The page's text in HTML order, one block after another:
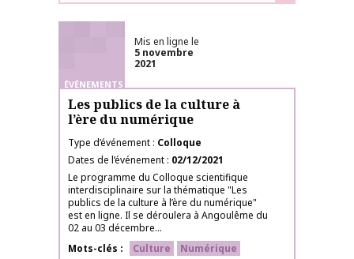
ÉVÉNEMENTS
Mis en ligne le
5 novembre
2021
Les publics de la culture à
l’ère du numérique
Type d’événement Colloque
Dates de l’événement 02/12/2021
Le programme du Colloque scientifique
interdisciplinaire sur la thématique "Les
publics de la culture à l’ère du numérique"
est en ligne. Il se déroulera à Angoulême du
02 au 03 décembre...
Mots-clés
Culture
Numérique